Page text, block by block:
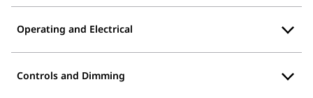
Operating and Electrical
Controls and Dimming